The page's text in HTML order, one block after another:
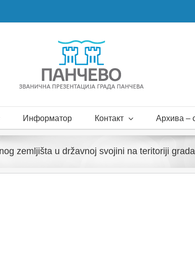
Информатор Контакт Архива –
zemljišta u državnoj svojini na teritoriji